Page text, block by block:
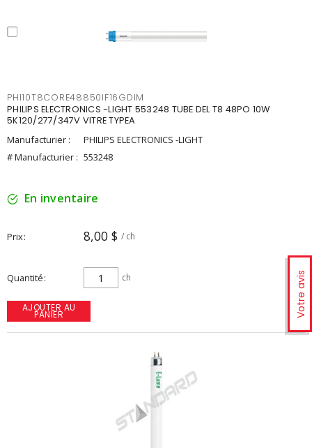
Votre avis
PHI10T8CORE48850IF16GDIM
PHILIPS ELECTRONICS -LIGHT 553248 TUBE DEL T8 48PO 10W
5K120/277/347V VITRE TYPEA
Manufacturier :
PHILIPS ELECTRONICS -LIGHT
# Manufacturier : 553248
En inventaire
Prix 8,00 $ / ch
Quantité ch
AJOUTER AU
PANIER